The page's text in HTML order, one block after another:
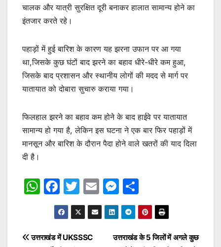
चालक और यात्री सुरक्षित दूरी बनाकर हालात सामान्य होने का
इंतजार करते रहे।
पहाड़ों में हुई बारिश के कारण यह झरना उफान पर आ गया
था,जिसके कुछ घंटों बाद झरने का बहाव धीरे-धीरे कम हुआ,
जिसके बाद प्रशासन और स्थानीय लोगों की मदद से मार्ग पर
यातायात को दोबारा सुचारु कराया गया।
फिलहाल झरने का बहाव कम होने के बाद हाईवे पर यातायात
सामान्य हो गया है, लेकिन इस घटना ने एक बार फिर पहाड़ों में
मानसून और बारिश के दौरान पैदा होने वाले खतरों की याद दिला
दी है।
W
s
F
a
c
e
T
w
itt
er
E
m
ai
M
e
s
s
h
ar
e
Post
उत्तराखंड के 5 जिलों में अगले कुछ
उत्तराखंड में UKSSSC